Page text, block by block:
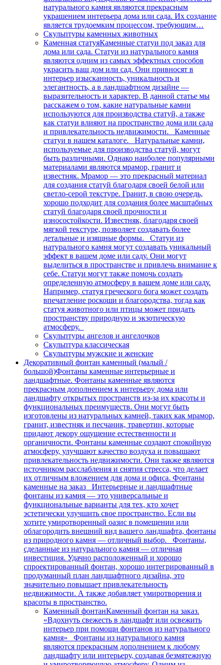
натурального камня являются прекрасным
украшением интерьера дома или сада. Их создание
является трудоемким процессом, требующим…
Скульптуры каменных животных
Каменная статуяКаменные статуи под заказ для
дома или сада. Статуи из натурального камня
являются одним из самых эффектных способов
украсить ваш дом или сад. Они привносят в
интерьер изысканность, уникальность и
элегантность, а в ландшафтном дизайне —
выразительность и характер. В данной статье мы
расскажем о том, какие натуральные камни
используются для производства статуй, а также
как статуи влияют на пространство дома или сада
и привлекательность недвижимости. Каменные
статуи в нашем каталоге. Натуральные камни,
используемые для производства статуй, могут
быть различными. Однако наиболее популярными
материалами являются мрамор, гранит и
известняк. Мрамор — это прекрасный материал
для создания статуй благодаря своей белой или
светло-серой текстуре. Гранит, в свою очередь,
хорошо подходит для создания более масштабных
статуй благодаря своей прочности и
износостойкости. Известняк, благодаря своей
мягкой текстуре, позволяет создавать более
детальные и изящные формы. Статуи из
натурального камня могут создавать уникальный
эффект в вашем доме или саду. Они могут
выделиться в пространстве и привлечь внимание к
себе. Статуи могут также помочь создать
определенную атмосферу в вашем доме или саду.
Например, статуя греческого бога может создать
впечатление роскоши и благородства, тогда как
статуя животного или птицы может придать
пространству природную и экзотическую
атмосферу.
Скульптуры ангелов и ангелочков
Скульптура классическая
Скульптуры мужские и женские
Декоративный фонтан каменный (малый /
большой)Фонтаны каменные интерьерные и
ландшафтные. Фонтаны каменные являются
прекрасным дополнением к интерьеру дома или
ландшафту открытых пространств из-за их красоты и
функциональных преимуществ. Они могут быть
изготовлены из натуральных камней, таких как мрамор,
гранит, известняк и песчаник, травертин, которые
придают декору ощущение естественности и
органичности. Фонтаны каменные создают спокойную
атмосферу, улучшают качество воздуха и повышают
привлекательность недвижимости. Они также являются
источником расслабления и снятия стресса, что делает
их отличным вложением для дома и офиса. Фонтаны
каменные на заказ Интерьерные и ландшафтные
фонтаны из камня — это универсальные и
функциональные варианты для тех, кто хочет
эстетически улучшить свое пространство. Если вы
хотите умиротворенный оазис в помещении или
облагородить внешний вид вашего ландшафта, фонтаны
из природного камня — отличный выбор. Фонтаны,
сделанные из натурального камня — отличная
инвестиция. Удачно расположенный и хорошо
спроектированный фонтан, хорошо интегрированный в
продуманный план ландшафтного дизайна, это
значительно повышает привлекательность
недвижимости. А также добавляет умиротворения и
красоты в пространство.
Каменный фонтанКаменный фонтан на заказ.
«Вдохнуть свежесть в ландшафт или освежить
интерьер при помощи фонтанов из натурального
камня» Фонтаны из натурального камня
являются прекрасным дополнением к любому
ландшафту или интерьеру, создавая безмятежную